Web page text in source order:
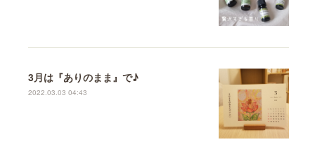
3月は『ありのまま』で♪
2022.03.03 04:43